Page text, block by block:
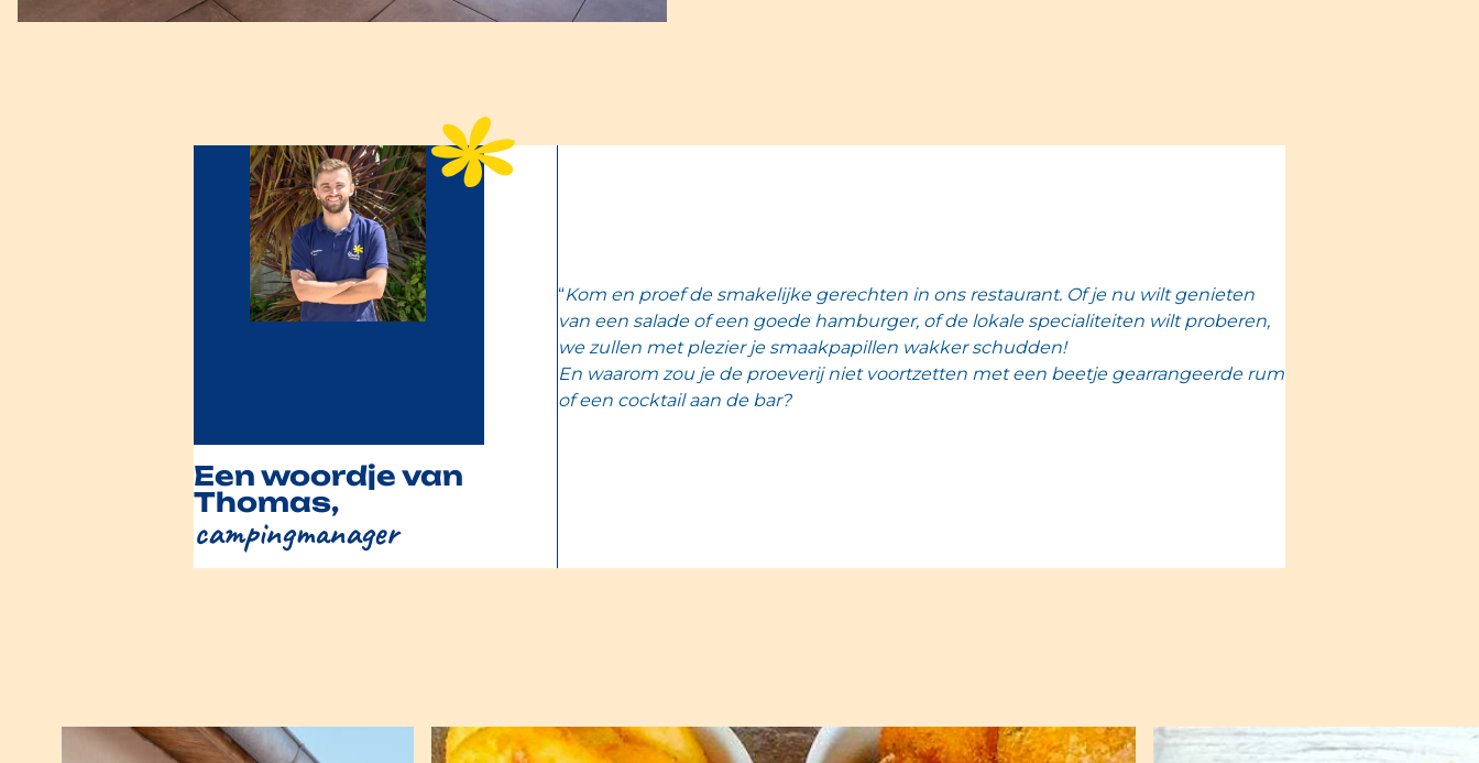
Een woordje van
Thomas,
campingmanager
“Kom en proef de smakelijke gerechten in ons restaurant. Of je nu wilt genieten
van een salade of een goede hamburger, of de lokale specialiteiten wilt proberen,
we zullen met plezier je smaakpapillen wakker schudden!
En waarom zou je de proeverij niet voortzetten met een beetje gearrangeerde rum
of een cocktail aan de bar?